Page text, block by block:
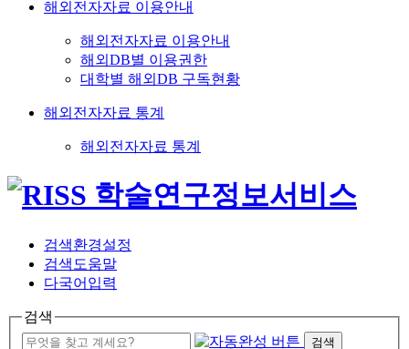
해외전자자료 이용안내
해외전자자료 이용안내
해외DB별 이용권한
대학별 해외DB 구독현황
해외전자자료 통계
해외전자자료 통계
검색환경설정
검색도움말
다국어입력
검색
검색